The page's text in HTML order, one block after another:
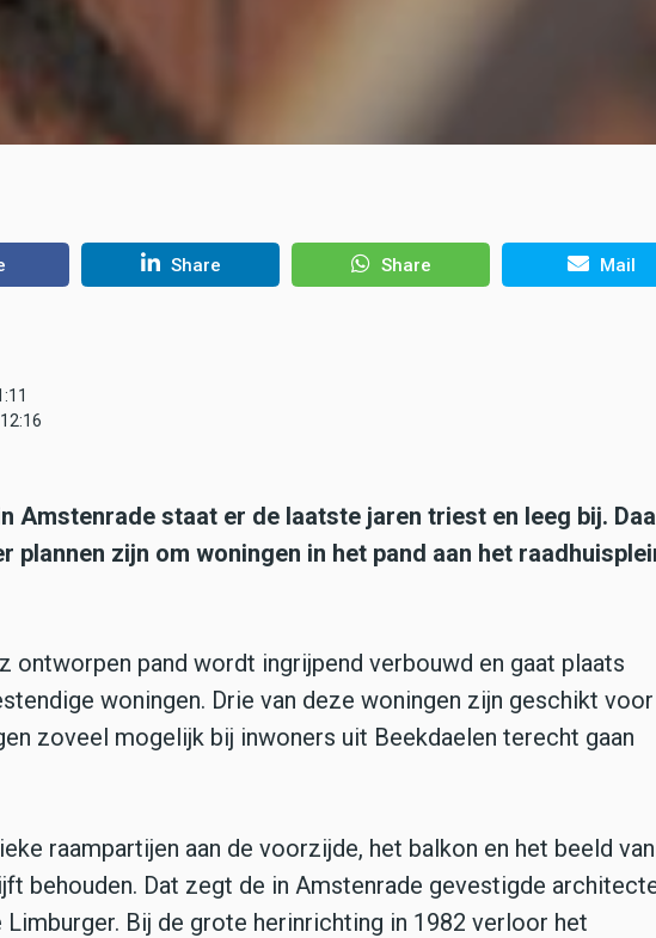
Share Share Mail
Amstenrade staat er de laatste jaren triest en leeg bij.
plannen zijn om woningen in het pand aan het
pand wordt ingrijpend verbouwd en gaat plaats
woningen. Drie van deze woningen zijn geschikt voor
zoveel mogelijk bij inwoners uit Beekdaelen terecht gaan
raampartijen aan de voorzijde, het balkon en het beeld van
behouden. Dat zegt de in Amstenrade gevestigde
Bij de grote herinrichting in 1982 verloor het